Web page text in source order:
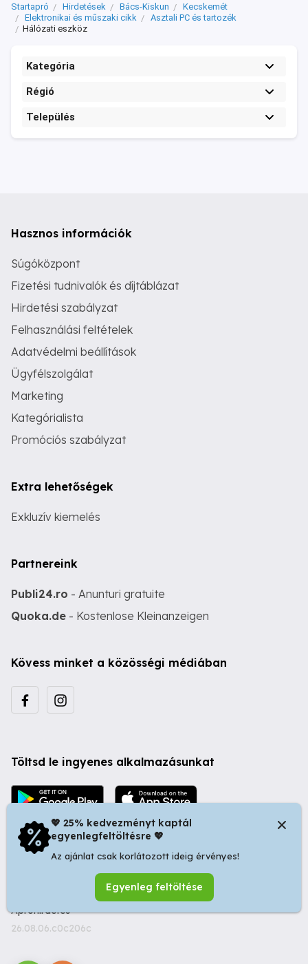
Startapró Hirdetések Bács-Kiskun
Kecskemét
Elektronikai és műszaki cikk
Asztali PC és tartozék
Hálózati eszköz
Kategória
Régió
Település
Hasznos információk
Súgóközpont
Fizetési tudnivalók és díjtáblázat
Hirdetési szabályzat
Felhasználási feltételek
Adatvédelmi beállítások
Ügyfélszolgálat
Marketing
Kategórialista
Promóciós szabályzat
Extra lehetőségek
Exkluzív kiemelés
Partnereink
Publi24.ro - Anunturi gratuite
Quoka.de - Kostenlose Kleinanzeigen
Kövess minket a közösségi médiában
Töltsd le ingyenes alkalmazásunkat
© 2026 Startapró S.R.L. | Bulevardul Dacia nr 34, Oradea
410346, Romania | Tax ID: RO44483373 -
Ingyenes
Apróhirdetés
26.08.06.c0c206c
💖 25% kedvezményt kaptál
egyenlegfeltöltésre 💖
Az ajánlat csak korlátozott ideig érvényes!
Egyenleg feltöltése